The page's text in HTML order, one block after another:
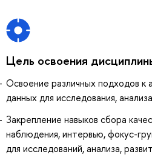
Цель освоения
Освоение различных подходов к
данных для исследования,
Закрепление навыков сбора
наблюдения, интервью, фокус-
для исследований, анализа,